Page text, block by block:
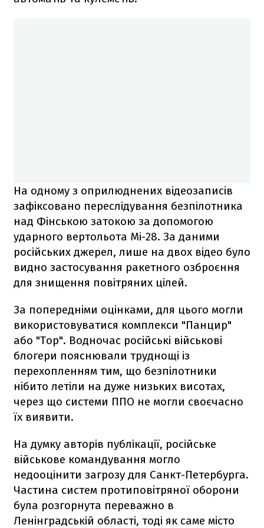
На одному з оприлюднених відеозаписів
зафіксовано переслідування безпілотника
над Фінською затокою за допомогою
ударного вертольота Мі-28. За даними
російських джерел, лише на двох відео було
видно застосування ракетного озброєння
для знищення повітряних цілей.
За попередніми оцінками, для цього могли
використовуватися комплекси "Панцир"
або "Тор". Водночас російські військові
блогери пояснювали труднощі із
перехопленням тим, що безпілотники
нібито летіли на дуже низьких висотах,
через що системи ППО не могли своєчасно
їх виявити.
На думку авторів публікації, російське
військове командування могло
недооцінити загрозу для Санкт-Петербурга.
Частина систем протиповітряної оборони
була розгорнута переважно в
Ленінградській області, тоді як саме місто